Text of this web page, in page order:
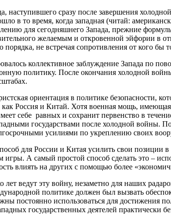
наступившего сразу после завершения
в то время, когда западная (читай:
для сегодняшнего Запада, прежние
желаемым и откровенной эйфории в
порядка, не встречая сопротивления от кого бы
коллективное заблуждение Запада по
политику. После окончания холодной
ориентация в политике безопасности,
Россия и Китай. Хотя военная мощь,
себе равных и сохранит первенство в
государствами после холодной войны.
усилиями по укреплению своих
для России и Китая усилить свои
игры. А самый простой способ сделать это –
влиять на других с помощью более
ведут эту войну, незаметно для наших
политике должен был вызвать
постоянно использоваться для достижения
государственных деятелей практически